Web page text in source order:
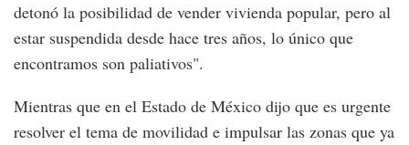
detonó la posibilidad de vender vivienda popular, pero al
estar suspendida desde hace tres años, lo único que
encontramos son paliativos".
Mientras que en el Estado de México dijo que es urgente
resolver el tema de movilidad e impulsar las zonas que ya